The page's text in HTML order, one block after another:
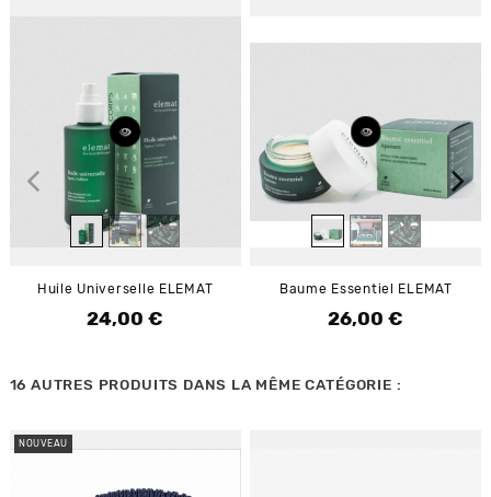
Huile Universelle ELEMAT
Prix
24,00 €
Baume Essentiel ELEMAT
Prix
26,00 €
16 AUTRES PRODUITS DANS LA MÊME CATÉGORIE :
NOUVEAU